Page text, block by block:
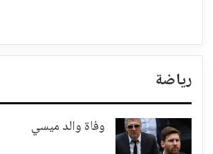
رياضة
وفاة والد ميسي